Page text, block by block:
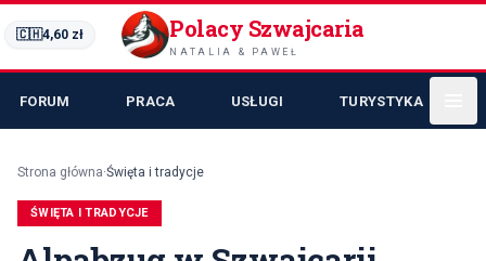
🇨🇭4,60 zł Polacy Szwajcaria
NATALIA & PAWEŁ
FORUM PRACA USŁUGI TURYSTYKA
Strona główna·Święta i tradycje
ŚWIĘTA I TRADYCJE